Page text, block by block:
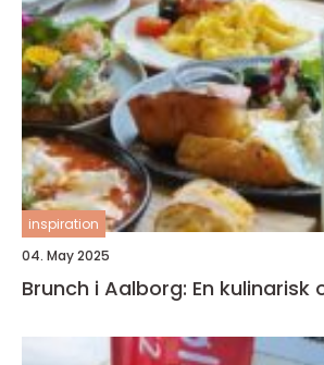
inspiration
04. May 2025
Brunch i Aalborg: En kulinarisk